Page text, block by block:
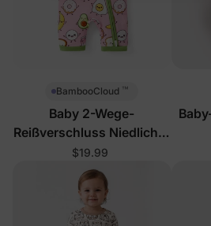
BambooCloud ™
Baby 2-Wege-
Reißverschluss Niedlicher
Essen-Strampler
$19.99
Indem Sie sich anmelden,